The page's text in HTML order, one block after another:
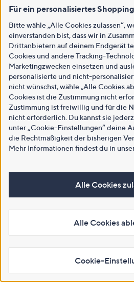
Für ein personalisiertes
Bitte wähle „Alle Cookies zulassen“,
einverstanden bist, dass wir in
Drittanbietern auf deinem Endgerät
Cookies und andere Tracking-
Marketingzwecken einsetzen und
personalisierte und nicht-
nicht wünschst, wähle „Alle Cookies
Cookies ist die Zustimmung nicht
Zustimmung ist freiwillig und für die
nicht erforderlich. Du kannst sie
unter „Cookie-Einstellungen“ deine
die Rechtmäßigkeit der bisherigen
Mehr Informationen findest du in
Alle Cookies
Alle Cookies
Cookie-